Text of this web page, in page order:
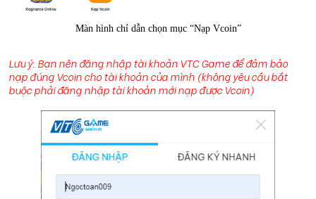
Màn hình chỉ dẫn chọn mục “Nạp Vcoin”
Lưu ý: Bạn nên đăng nhập tài khoản VTC Game để đảm bảo
nạp đúng Vcoin cho tài khoản của mình (không yêu cầu bắt
buộc phải đăng nhập tài khoản mới nạp được Vcoin)